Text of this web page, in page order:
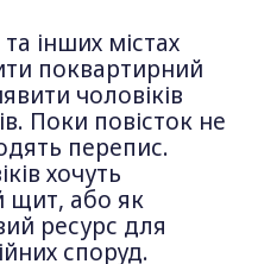
інших містах
поквартирний
чоловіків
Поки повісток не
перепис.
хочуть
щит, або як
ресурс для
споруд.